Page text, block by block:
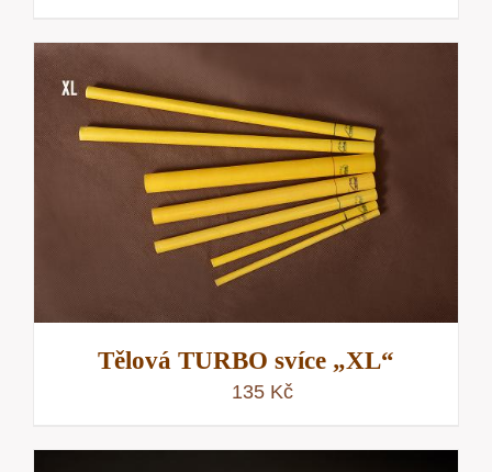
Tělová TURBO svíce „XL“
135 Kč